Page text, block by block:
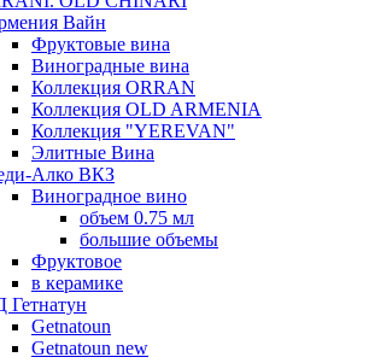
Вайн
Фруктовые вина
Виноградные вина
Коллекция ORRAN
Коллекция OLD ARMENIA
Коллекция "YEREVAN"
Элитные Вина
Алко ВКЗ
Виноградное вино
объем 0.75 мл
большие объемы
Фруктовое
в керамике
Гетнатун
Getnatoun
Getnatoun new